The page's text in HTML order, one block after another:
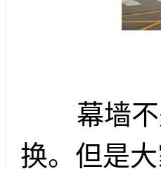
幕墙不
换。但是